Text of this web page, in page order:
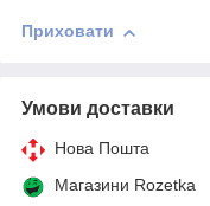
Приховати
Умови доставки
Нова Пошта
Магазини Rozetka